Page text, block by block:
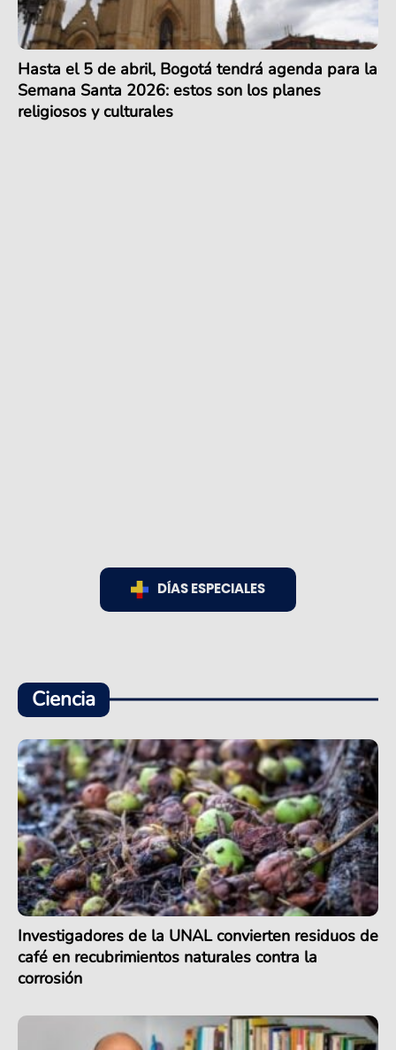
Hasta el 5 de abril, Bogotá tendrá agenda para la
Semana Santa 2026: estos son los planes
religiosos y culturales
DÍAS ESPECIALES
Ciencia
Investigadores de la UNAL convierten residuos de
café en recubrimientos naturales contra la
corrosión